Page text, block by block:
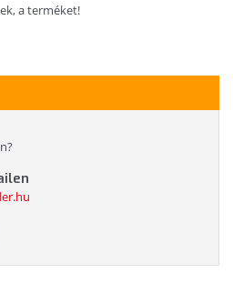
a terméket!